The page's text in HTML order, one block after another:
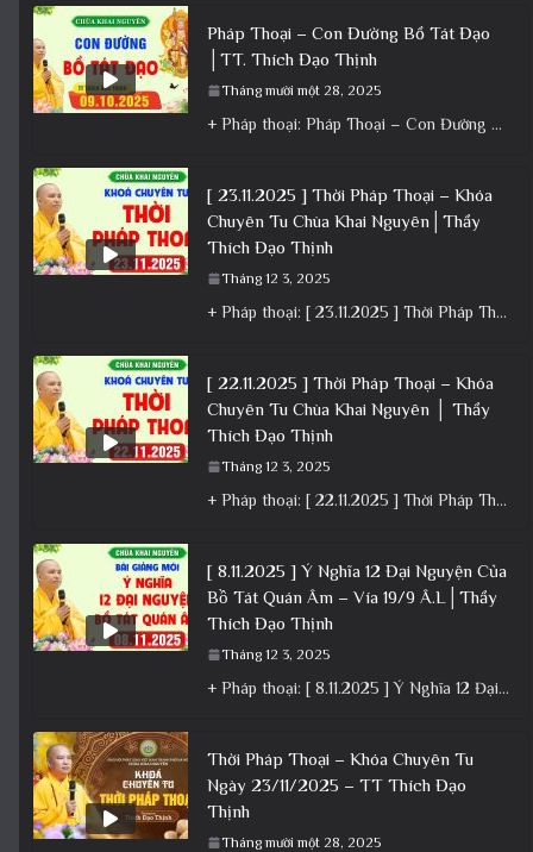
Pháp Thoại – Con Đường Bồ Tát Đạo
│TT. Thích Đạo Thịnh
Tháng mười một 28, 2025
+ Pháp thoại: Pháp Thoại – Con Đường Bồ Tát Đạo │TT. Thích Đạo Thịnh + Album: Pháp Thoại +
[ 23.11.2025 ] Thời Pháp Thoại – Khóa
Chuyên Tu Chùa Khai Nguyên│Thầy
Thích Đạo Thịnh
Tháng 12 3, 2025
+ Pháp thoại: [ 23.11.2025 ] Thời Pháp Thoại – Khóa Chuyên Tu Chùa Khai Nguyên│Thầy Thích Đạo Thịnh +
[ 22.11.2025 ] Thời Pháp Thoại – Khóa
Chuyên Tu Chùa Khai Nguyên │ Thầy
Thích Đạo Thịnh
Tháng 12 3, 2025
+ Pháp thoại: [ 22.11.2025 ] Thời Pháp Thoại – Khóa Chuyên Tu Chùa Khai Nguyên │ Thầy Thích Đạo
[ 8.11.2025 ] Ý Nghĩa 12 Đại Nguyện Của
Bồ Tát Quán Âm – Vía 19/9 Â.L│Thầy
Thích Đạo Thịnh
Tháng 12 3, 2025
+ Pháp thoại: [ 8.11.2025 ] Ý Nghĩa 12 Đại Nguyện Của Bồ Tát Quán Âm – Vía 19/9 Â.L│Thầy
Thời Pháp Thoại – Khóa Chuyên Tu
Ngày 23/11/2025 – TT Thích Đạo
Thịnh
Tháng mười một 28, 2025